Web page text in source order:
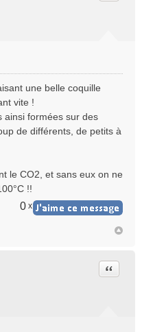
une belle coquille
vite !
ainsi formées sur des
de différents, de petits à
le CO2, et sans eux on ne
!!
0 x
Citer